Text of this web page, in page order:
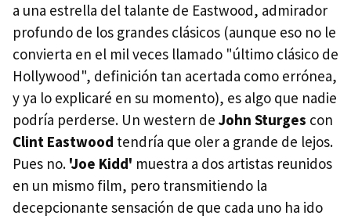
a una estrella del talante de Eastwood, admirador
profundo de los grandes clásicos (aunque eso no le
convierta en el mil veces llamado "último clásico de
Hollywood", definición tan acertada como errónea,
y ya lo explicaré en su momento), es algo que nadie
podría perderse. Un western de John Sturges con
Clint Eastwood tendría que oler a grande de lejos.
Pues no. 'Joe Kidd' muestra a dos artistas reunidos
en un mismo film, pero transmitiendo la
decepcionante sensación de que cada uno ha ido